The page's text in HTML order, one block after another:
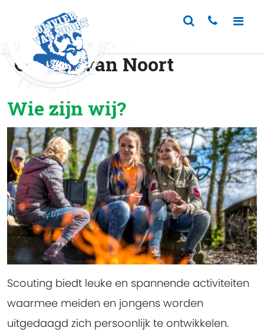
Olivier van Noort
Wie zijn wij?
Scouting biedt leuke en spannende activiteiten
waarmee meiden en jongens worden
uitgedaagd zich persoonlijk te ontwikkelen.